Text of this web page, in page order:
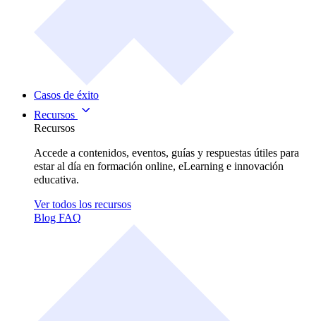
Casos de éxito
Recursos
Recursos
Accede a contenidos, eventos, guías y respuestas útiles para
estar al día en formación online, eLearning e innovación
educativa.
Ver todos los recursos
Blog FAQ